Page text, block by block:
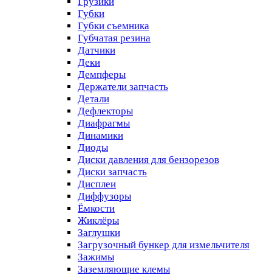
Губки
Губки съемника
Губчатая резина
Датчики
Деки
Демпферы
Держатели запчасть
Детали
Дефлекторы
Диафрагмы
Динамики
Диоды
Диски давления для бензорезов
Диски запчасть
Дисплеи
Диффузоры
Ёмкости
Жиклёры
Заглушки
Загрузочный бункер для измельчителя
Зажимы
Заземляющие клемы